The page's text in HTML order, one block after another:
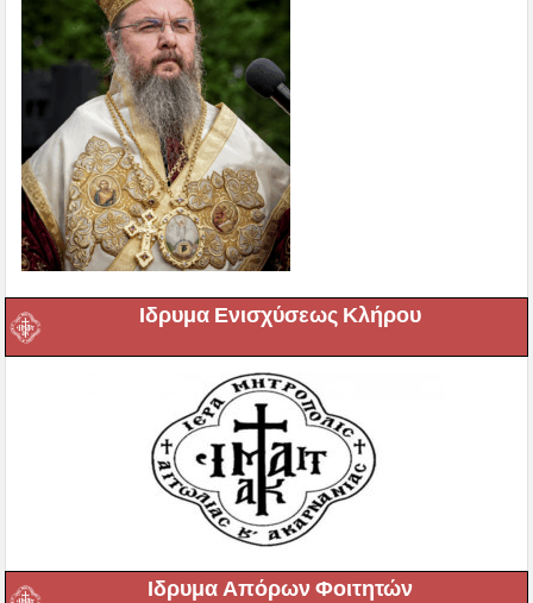
Ιδρυμα Ενισχύσεως Κλήρου
Ιδρυμα Απόρων Φοιτητών